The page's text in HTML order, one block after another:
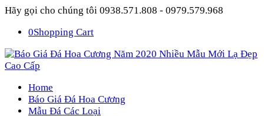
Hãy gọi cho chúng tôi 0938.571.808 - 0979.579.968
0Shopping Cart
Home
Báo Giá Đá Hoa Cương
Mẫu Đá Các Loại